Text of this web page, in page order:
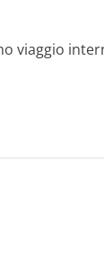
viaggio